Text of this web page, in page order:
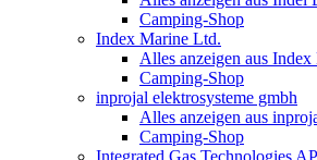
Camping-Shop
Index Marine Ltd.
Alles anzeigen aus
Camping-Shop
inprojal elektrosysteme gmbh
Alles anzeigen aus
Camping-Shop
Integrated Gas Technologies